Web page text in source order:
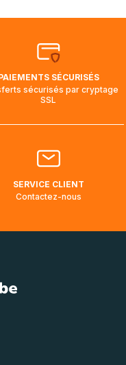
SÉCURISÉS
sécurisés par cryptage
SSL
SERVICE CLIENT
Contactez-nous